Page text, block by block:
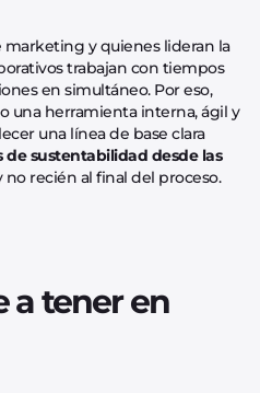
y quienes lideran la
trabajan con tiempos
en simultáneo. Por eso,
una herramienta interna, ágil y
una línea de base clara
de sustentabilidad desde las
no recién al final del proceso.
a tener en